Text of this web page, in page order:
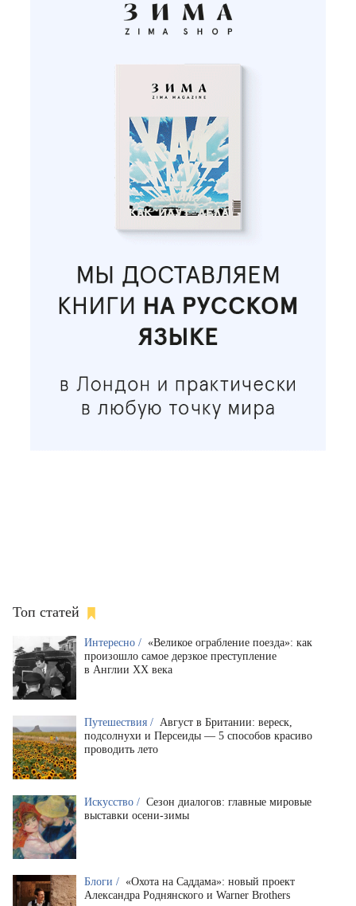
Топ статей
Интересно / «Великое ограбление поезда»: как
произошло самое дерзкое преступление
в Англии XX века
Путешествия / Август в Британии: вереск,
подсолнухи и Персеиды — 5 способов красиво
проводить лето
Искусство / Сезон диалогов: главные мировые
выставки осени-зимы
Блоги / «Охота на Саддама»: новый проект
Александра Роднянского и Warner Brothers